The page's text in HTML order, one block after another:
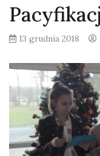
13 grudnia 2018